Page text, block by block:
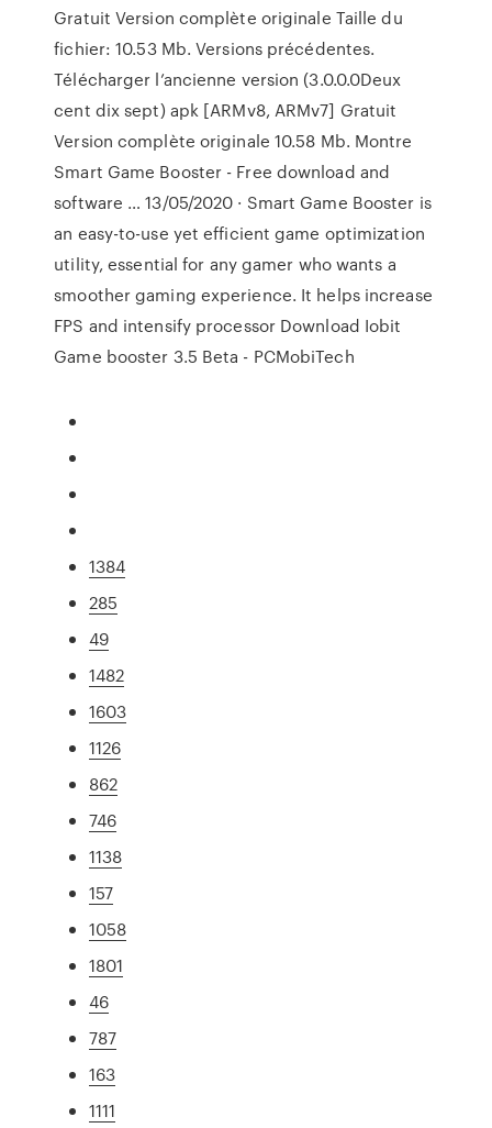
Gratuit Version complète originale Taille du
fichier: 10.53 Mb. Versions précédentes.
Télécharger l’ancienne version (3.0.0.0Deux
cent dix sept) apk [ARMv8, ARMv7] Gratuit
Version complète originale 10.58 Mb. Montre
Smart Game Booster - Free download and
software … 13/05/2020 · Smart Game Booster is
an easy-to-use yet efficient game optimization
utility, essential for any gamer who wants a
smoother gaming experience. It helps increase
FPS and intensify processor Download Iobit
Game booster 3.5 Beta - PCMobiTech
1384
285
49
1482
1603
1126
862
746
1138
157
1058
1801
46
787
163
1111